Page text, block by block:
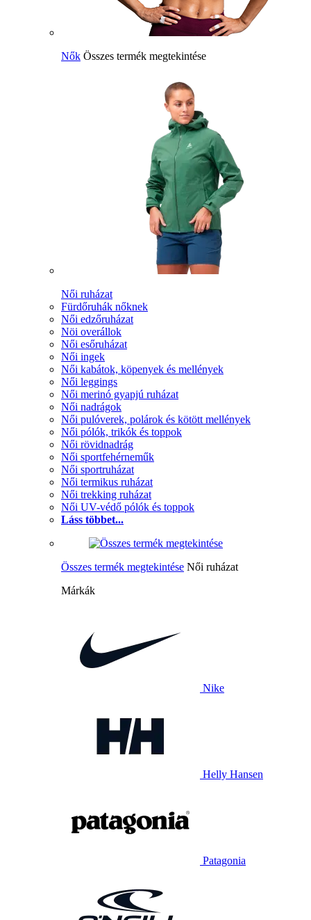
Nők Összes termék megtekintése
Női ruházat
Fürdőruhák nőknek
Női edzőruházat
Nöi overállok
Női esőruházat
Női ingek
Női kabátok, köpenyek és mellények
Női leggings
Női merinó gyapjú ruházat
Női nadrágok
Női pulóverek, polárok és kötött mellények
Női pólók, trikók és toppok
Női rövidnadrág
Női sportfehérneműk
Női sportruházat
Női termikus ruházat
Női trekking ruházat
Női UV-védő pólók és toppok
Láss többet...
Összes termék megtekintése Női ruházat
Márkák
Nike
Helly Hansen
Patagonia